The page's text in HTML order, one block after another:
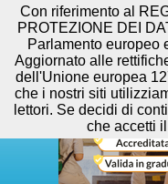
Con riferimento al
PROTEZIONE DEI
Parlamento europeo
Aggiornato alle
dell'Unione europea
che i nostri siti
lettori. Se decidi di
che accetti